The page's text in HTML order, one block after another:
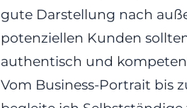
gute Darstellung nach
potenziellen Kunden
authentisch und
Vom Business-Portrait bis